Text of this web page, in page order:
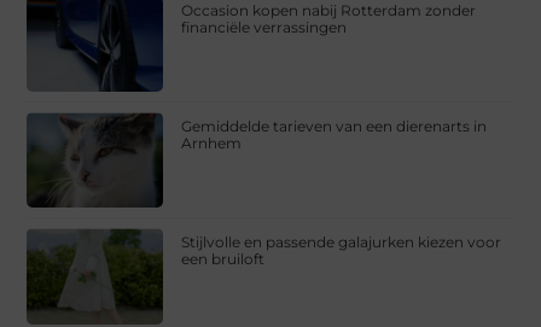
Occasion kopen nabij Rotterdam zonder
financiële verrassingen
Gemiddelde tarieven van een dierenarts in
Arnhem
Stijlvolle en passende galajurken kiezen voor
een bruiloft